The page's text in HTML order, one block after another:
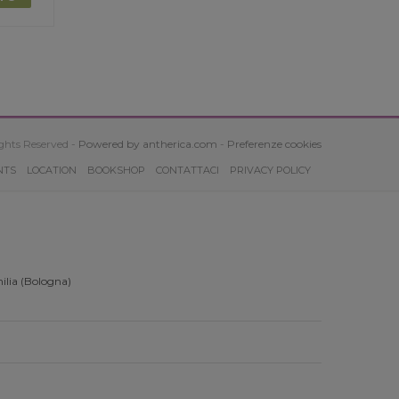
Reserved - Powered by antherica.com - Preferenze cookies
LOCATION BOOKSHOP CONTATTACI PRIVACY POLICY
(Bologna)